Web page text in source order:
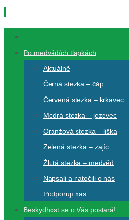
na
Přeskočit
Po medvědích tlapkách
Aktuálně
Černá stezka – čáp
Červená stezka – krkavec
Modrá stezka – jezevec
Oranžová stezka – liška
Zelená stezka – zajíc
Žlutá stezka – medvěd
Napsali a natočili o nás
Podporují nás
Beskydhost se o Vás postará!